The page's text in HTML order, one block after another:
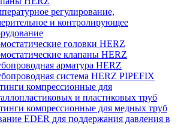
регулирование,
и контролирующее
головки HERZ
клапаны HERZ
арматура HERZ
система HERZ PIPEFIX
компрессионные для
и пластиковых труб
компрессионные для медных труб
EDER для поддержания давления в